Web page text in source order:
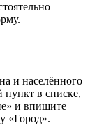
и населённого
в списке,
и впишите
«Город».